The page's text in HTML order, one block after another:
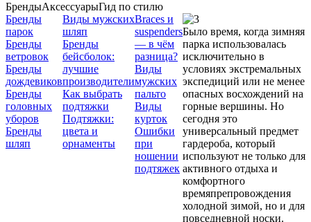
БрендыАксессуарыГид по стилю
Бренды
парок
Бренды
ветровок
Бренды
дождевиков
Бренды
головных
уборов
Бренды
шляп
Виды мужских
шляп
Бренды
бейсболок:
лучшие
производители
Как выбрать
подтяжки
Подтяжки:
цвета и
орнаменты
Braces и
suspenders
— в чём
разница?
Виды
мужских
пальто
Виды
курток
Ошибки
при
ношении
подтяжек
Было время, когда зимняя
парка использовалась
исключительно в
условиях экстремальных
экспедиций или не менее
опасных восхождений на
горные вершины. Но
сегодня это
универсальный предмет
гардероба, который
используют не только для
активного отдыха и
комфортного
времяпрепровождения
холодной зимой, но и для
повседневной носки.